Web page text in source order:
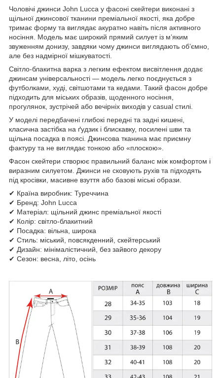
Чоловічі джинси John Lucca у фасоні скейтери виконані з
щільної джинсової тканини преміальної якості, яка добре
тримає форму та виглядає акуратно навіть після активного
носіння. Модель має широкий прямий силует із м’яким
звуженням донизу, завдяки чому джинси виглядають об’ємно,
але без надмірної мішкуватості.
Світло-блакитна варка з легким ефектом висвітлення додає
джинсам універсальності — модель легко поєднується з
футболками, худі, світшотами та кедами. Такий фасон добре
підходить для міських образів, щоденного носіння,
прогулянок, зустрічей або вечірніх виходів у casual стилі.
У моделі передбачені глибокі передні та задні кишені,
класична застібка на ґудзик і блискавку, посилені шви та
щільна посадка в поясі. Джинсова тканина має приємну
фактуру та не виглядає тонкою або «плоскою».
Фасон скейтери створює правильний баланс між комфортом і
виразним силуетом. Джинси не сковують рухів та підходять
під кросівки, масивне взуття або базові міські образи.
✔ Країна виробник: Туреччина
✔ Бренд: John Lucca
✔ Матеріал: щільний джинс преміальної якості
✔ Колір: світло-блакитний
✔ Посадка: вільна, широка
✔ Стиль: міський, повсякденний, скейтерський
✔ Дизайн: мінімалістичний, без зайвого декору
✔ Сезон: весна, літо, осінь